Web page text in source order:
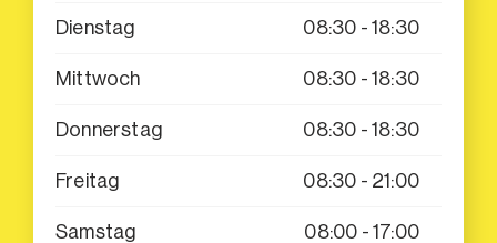
Dienstag 08:30 - 18:30
Mittwoch 08:30 - 18:30
Donnerstag 08:30 - 18:30
Freitag 08:30 - 21:00
Samstag 08:00 - 17:00